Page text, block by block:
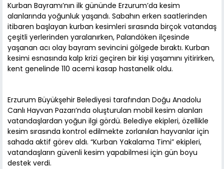
Kurban Bayramı’nın ilk gününde Erzurum’da kesim
alanlarında yoğunluk yaşandı. Sabahın erken saatlerinden
itibaren başlayan kurban kesimleri sırasında birçok vatandaş
çeşitli yerlerinden yaralanırken, Palandöken ilçesinde
yaşanan acı olay bayram sevincini gölgede bıraktı. Kurban
kesimi esnasında kalp krizi geçiren bir kişi yaşamını yitirirken,
kent genelinde 110 acemi kasap hastanelik oldu.
Erzurum Büyükşehir Belediyesi tarafından Doğu Anadolu
Canlı Hayvan Pazarı’nda oluşturulan mobil kesim alanları
vatandaşlardan yoğun ilgi gördü. Belediye ekipleri, özellikle
kesim sırasında kontrol edilmekte zorlanılan hayvanlar için
sahada aktif görev aldı. “Kurban Yakalama Timi” ekipleri,
vatandaşların güvenli kesim yapabilmesi için gün boyu
destek verdi.